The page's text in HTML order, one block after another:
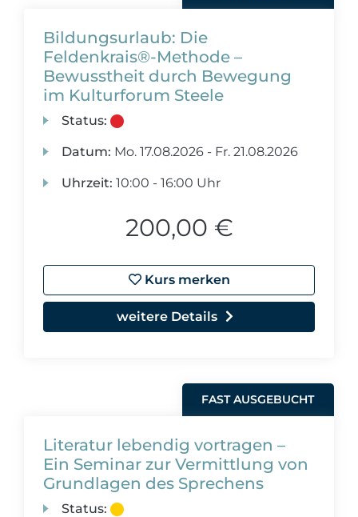
Bildungsurlaub: Die
Feldenkrais®-Methode –
Bewusstheit durch Bewegung
im Kulturforum Steele
Status:
Datum: Mo. 17.08.2026 - Fr. 21.08.2026
Uhrzeit: 10:00 - 16:00 Uhr
200,00 €
Kurs merken
weitere Details
FAST AUSGEBUCHT
Literatur lebendig vortragen –
Ein Seminar zur Vermittlung von
Grundlagen des Sprechens
Status: